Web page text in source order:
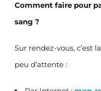
Comment faire pour
sang ?
Sur rendez-vous, c’est
peu d’attente :